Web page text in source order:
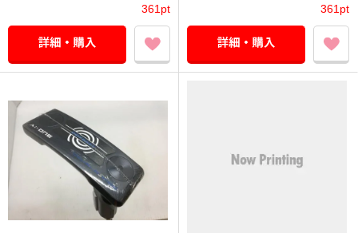
361pt 361pt